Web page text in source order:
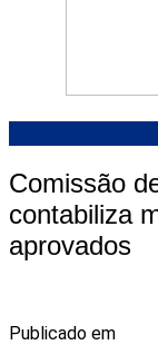
Comissão
contabiliza
aprovados
Publicado em